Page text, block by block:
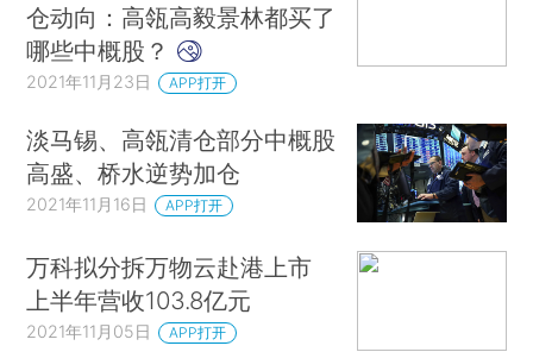
仓动向：高瓴高毅景林都买了
哪些中概股？
2021年11月23日 APP打开
淡马锡、高瓴清仓部分中概股
高盛、桥水逆势加仓
2021年11月16日 APP打开
万科拟分拆万物云赴港上市
上半年营收103.8亿元
2021年11月05日 APP打开